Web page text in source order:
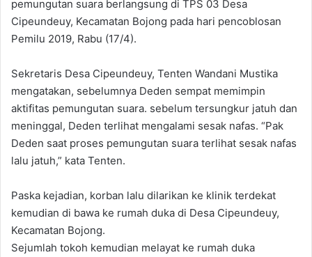
pemungutan suara berlangsung di TPS 03 Desa
Cipeundeuy, Kecamatan Bojong pada hari pencoblosan
Pemilu 2019, Rabu (17/4).
Sekretaris Desa Cipeundeuy, Tenten Wandani Mustika
mengatakan, sebelumnya Deden sempat memimpin
aktifitas pemungutan suara. sebelum tersungkur jatuh dan
meninggal, Deden terlihat mengalami sesak nafas. “Pak
Deden saat proses pemungutan suara terlihat sesak nafas
lalu jatuh,” kata Tenten.
Paska kejadian, korban lalu dilarikan ke klinik terdekat
kemudian di bawa ke rumah duka di Desa Cipeundeuy,
Kecamatan Bojong.
Sejumlah tokoh kemudian melayat ke rumah duka